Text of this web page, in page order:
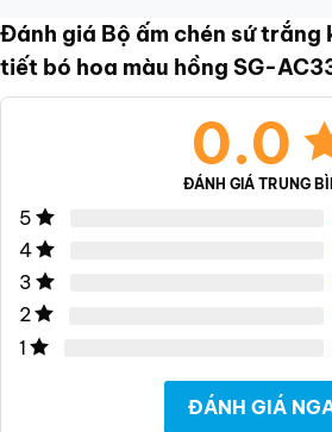
Đánh giá Bộ ấm chén sứ trắng
tiết bó hoa màu hồng SG-
0.0
ĐÁNH GIÁ TRUNG
5
4
3
2
1
ĐÁNH GIÁ